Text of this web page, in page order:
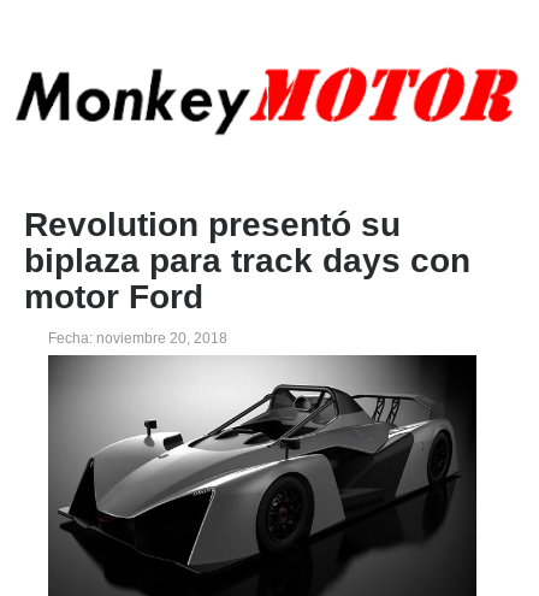
Revolution presentó su
biplaza para track days con
motor Ford
Fecha: noviembre 20, 2018